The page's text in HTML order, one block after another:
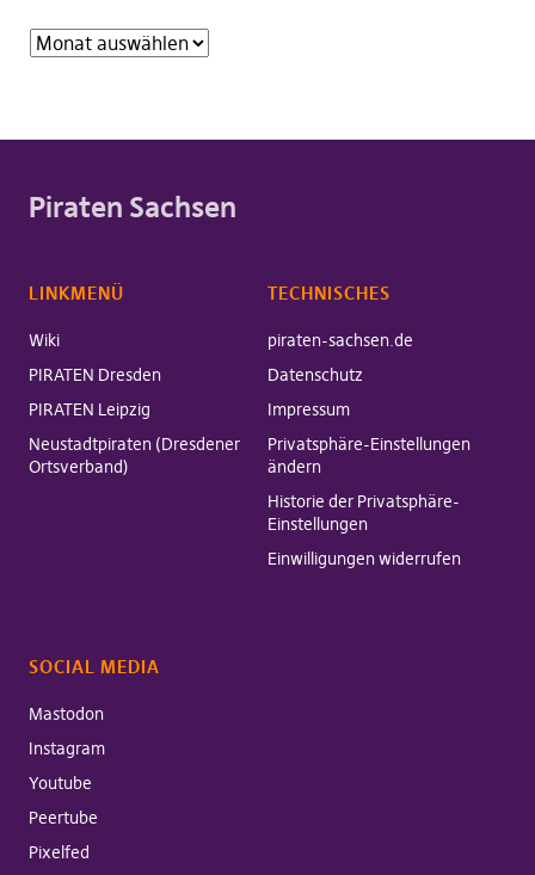
Piraten Sachsen
LINKMENÜ
Wiki
PIRATEN Dresden
PIRATEN Leipzig
Neustadtpiraten (Dresdener
Ortsverband)
TECHNISCHES
piraten-sachsen.de
Datenschutz
Impressum
Privatsphäre-Einstellungen
ändern
Historie der Privatsphäre-
Einstellungen
Einwilligungen widerrufen
SOCIAL MEDIA
Mastodon
Instagram
Youtube
Peertube
Pixelfed